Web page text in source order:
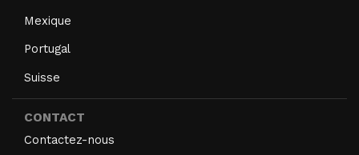
Mexique
Portugal
Suisse
CONTACT
Contactez-nous